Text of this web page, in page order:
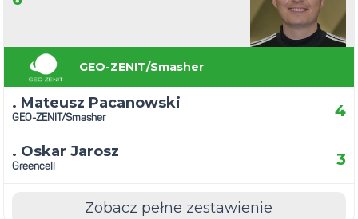
GEO-ZENIT/Smasher
. Mateusz Pacanowski
GEO-ZENIT/Smasher 4
. Oskar Jarosz
Greencell 3
Zobacz pełne zestawienie